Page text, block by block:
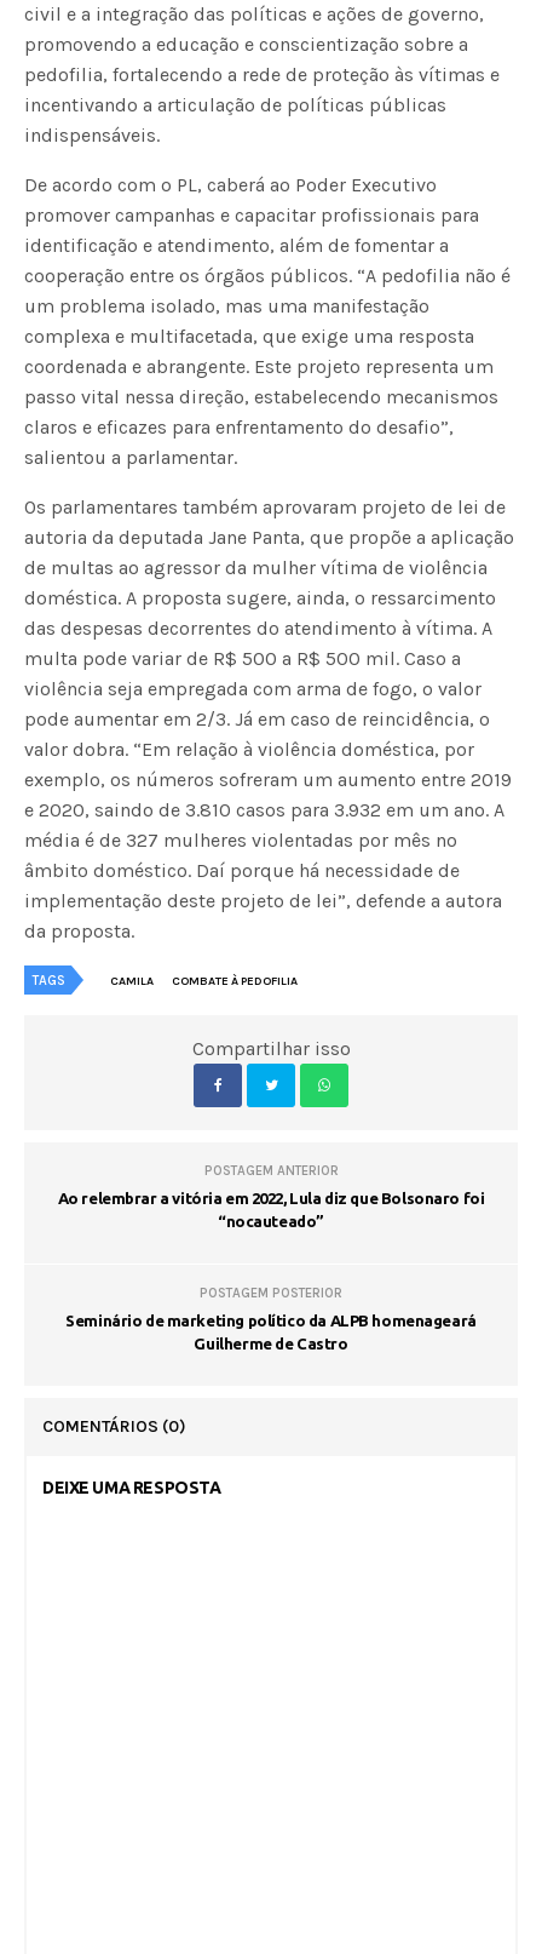
civil e a integração das políticas e ações de governo,
promovendo a educação e conscientização sobre a
pedofilia, fortalecendo a rede de proteção às vítimas e
incentivando a articulação de políticas públicas
indispensáveis.
De acordo com o PL, caberá ao Poder Executivo
promover campanhas e capacitar profissionais para
identificação e atendimento, além de fomentar a
cooperação entre os órgãos públicos. “A pedofilia não é
um problema isolado, mas uma manifestação
complexa e multifacetada, que exige uma resposta
coordenada e abrangente. Este projeto representa um
passo vital nessa direção, estabelecendo mecanismos
claros e eficazes para enfrentamento do desafio”,
salientou a parlamentar.
Os parlamentares também aprovaram projeto de lei de
autoria da deputada Jane Panta, que propõe a aplicação
de multas ao agressor da mulher vítima de violência
doméstica. A proposta sugere, ainda, o ressarcimento
das despesas decorrentes do atendimento à vítima. A
multa pode variar de R$ 500 a R$ 500 mil. Caso a
violência seja empregada com arma de fogo, o valor
pode aumentar em 2/3. Já em caso de reincidência, o
valor dobra. “Em relação à violência doméstica, por
exemplo, os números sofreram um aumento entre 2019
e 2020, saindo de 3.810 casos para 3.932 em um ano. A
média é de 327 mulheres violentadas por mês no
âmbito doméstico. Daí porque há necessidade de
implementação deste projeto de lei”, defende a autora
da proposta.
TAGS CAMILA COMBATE À PEDOFILIA
Compartilhar isso
POSTAGEM ANTERIOR
Ao relembrar a vitória em 2022, Lula diz que Bolsonaro foi
“nocauteado”
POSTAGEM POSTERIOR
Seminário de marketing político da ALPB homenageará
Guilherme de Castro
COMENTÁRIOS (0)
DEIXE UMA RESPOSTA